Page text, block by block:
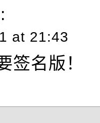
at 21:43
签名版！